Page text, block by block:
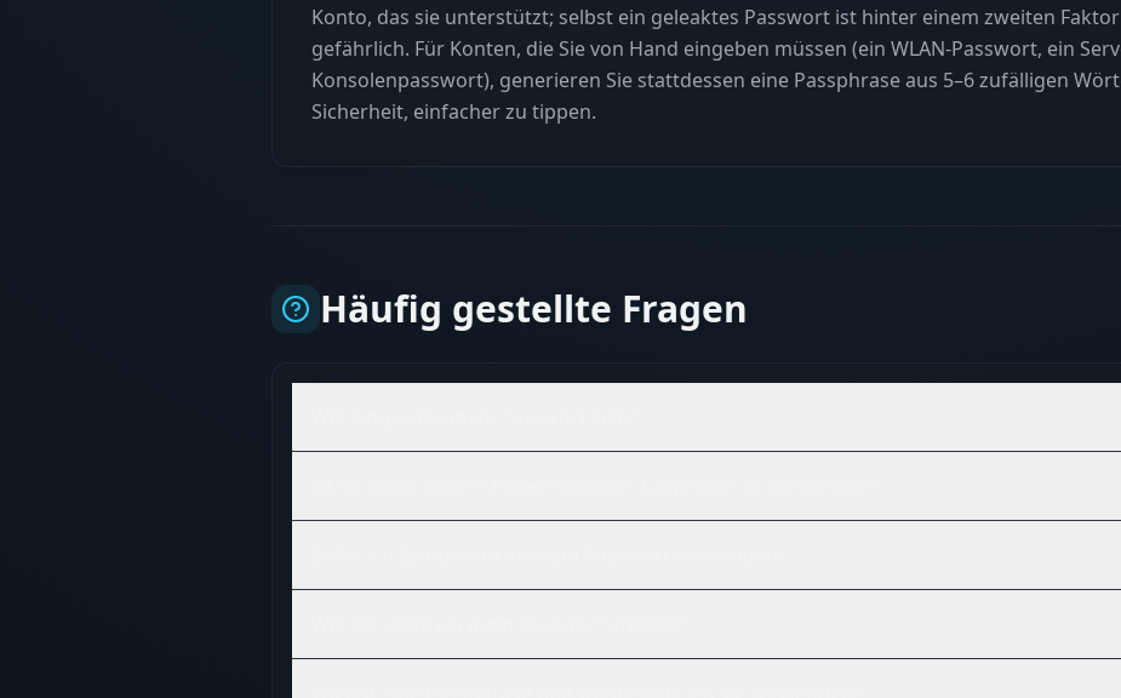
Konto, das sie unterstützt; selbst ein geleaktes Passwort ist hinter einem zweiten
gefährlich. Für Konten, die Sie von Hand eingeben müssen (ein WLAN-Passwort, ein
Konsolenpasswort), generieren Sie stattdessen eine Passphrase aus 5–6 zufälligen
Sicherheit, einfacher zu tippen.
Häufig gestellte Fragen